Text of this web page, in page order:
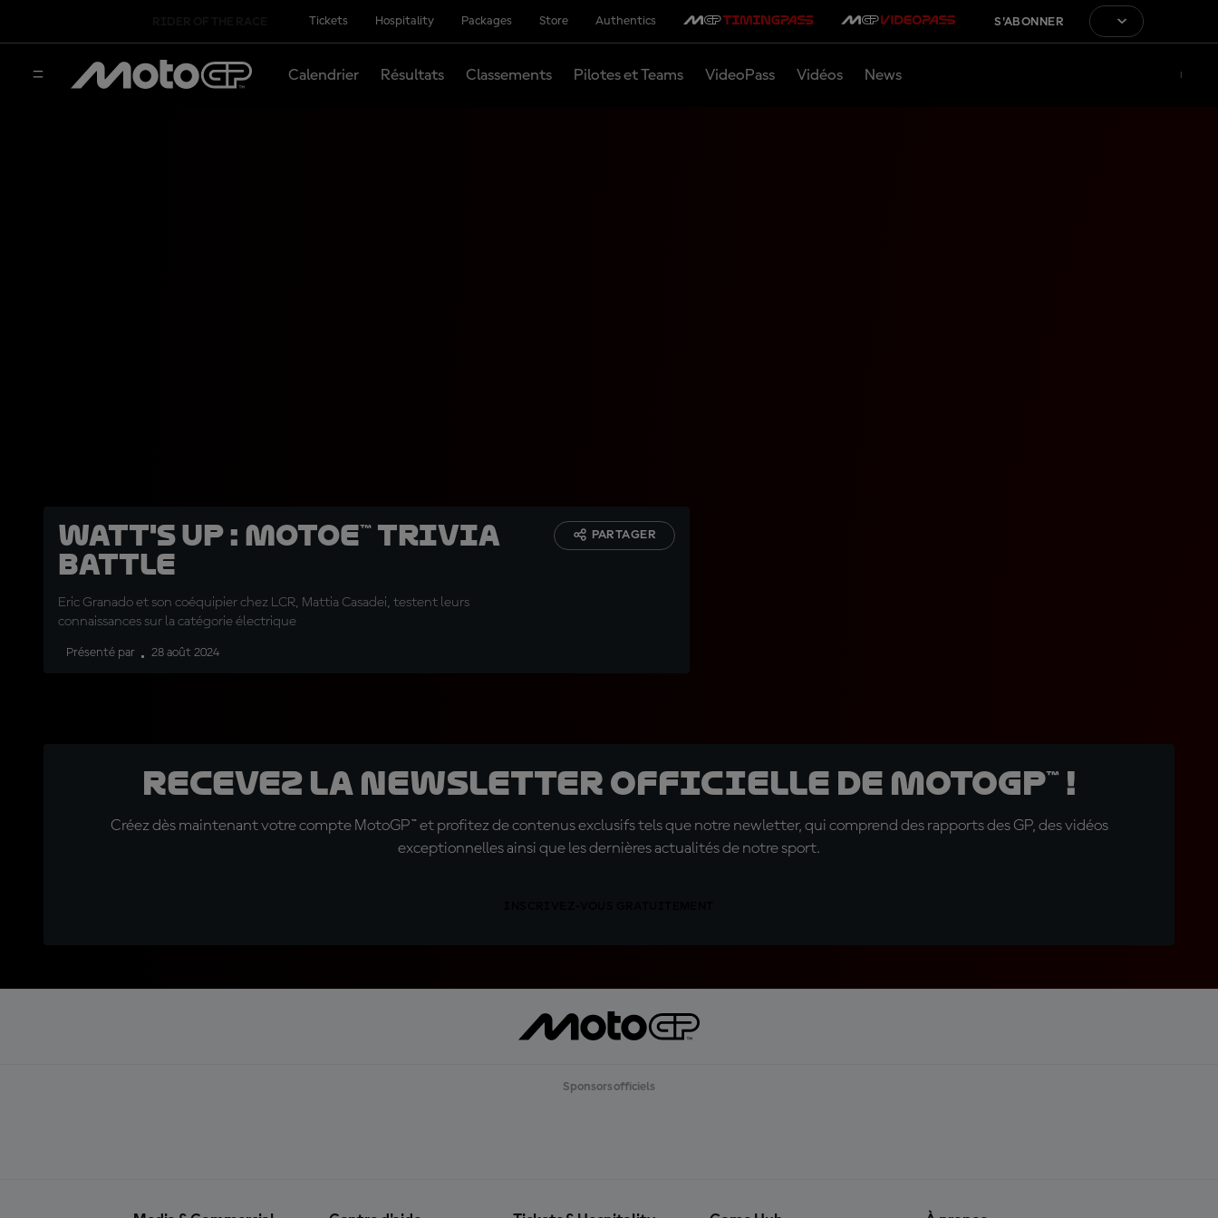
Tickets Hospitality Packages Store Authentics S'ABONNER
Calendrier Résultats Classements Pilotes et Teams VideoPass Vidéos News
Watt's Up : MotoE™ Trivia
Battle
Eric Granado et son coéquipier chez LCR, Mattia Casadei, testent leurs
connaissances sur la catégorie électrique
Présenté par 28 août 2024
PARTAGER
Recevez la Newsletter officielle de MotoGP™ !
Créez dès maintenant votre compte MotoGP™ et profitez de contenus exclusifs tels que notre newletter, qui comprend des rapports des GP, des vidéos
exceptionnelles ainsi que les dernières actualités de notre sport.
Sponsors officiels